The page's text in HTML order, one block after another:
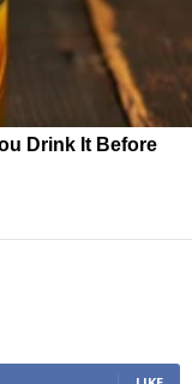
Drink It Before